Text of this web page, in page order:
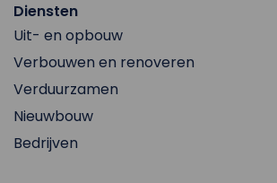
Diensten
Uit- en opbouw
Verbouwen en renoveren
Verduurzamen
Nieuwbouw
Bedrijven